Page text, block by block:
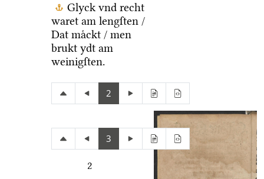
Glyck vnd recht
waret am lengſten /
Dat maͤckt / men
brukt ydt am
weinigſten.
2
3
2